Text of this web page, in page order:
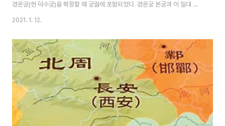
경운궁(현 덕수궁)을 확장할 때 궁궐에 포함되었다. 경운궁 본궁과 이 일대 사
이에 이미 미국 공사관이 자리를 잡고 있어서 별궁처럼 사용되었다. 중명전은
1901년 화재 이후 지금과 같은 2층 건물로 재건되었다. 중명전 외에도 환벽정,
만희당을 비롯한 10여 채의 전각들이 있었으나, 1920년대 이후 중명전 이외
의 건물은 없어졌다. 중명전은 고종이 1904년 경운궁 화재 이후 1907년 강제
퇴위 될 때까지 머물렀던 곳으로, 1905년 을사늑약을 체결한 비운의 장소이
기..
2021. 1. 12.